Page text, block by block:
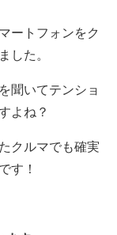
ートフォンをク
した。
聞いてテンショ
よね？
クルマでも確実
す！